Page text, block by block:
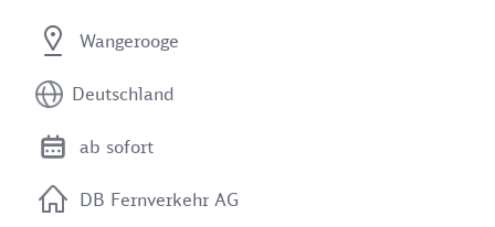
Wangerooge
Deutschland
ab sofort
DB Fernverkehr AG